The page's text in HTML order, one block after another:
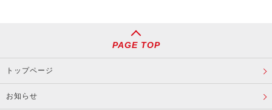
PAGE TOP
トップページ
お知らせ